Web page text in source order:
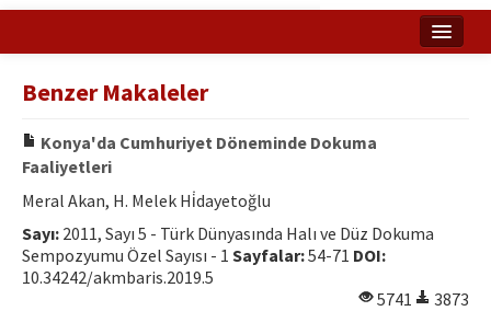
Amaç ve Kapsam
Yayın ve Editör Kurulu
Yazar Rehberi
Hakem Rehberi
Benzer Makaleler
Konya'da Cumhuriyet Döneminde Dokuma
Faaliyetleri
Meral Akan, H. Melek Hi̇dayetoğlu
Sayı: 2011, Sayı 5 - Türk Dünyasında Halı ve Düz Dokuma
Sempozyumu Özel Sayısı - 1 Sayfalar:54-71 DOI:
10.34242/akmbaris.2019.5
5741
3873